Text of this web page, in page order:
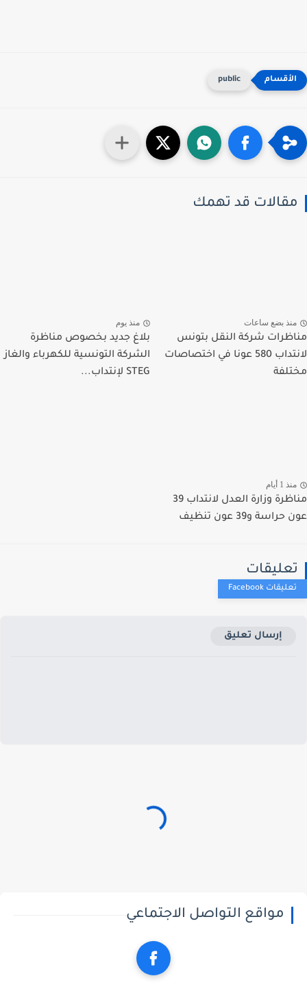
public
قد تهمك
بضع ساعات
شركة النقل بتونس
لانتداب 580 عونا في اختصاصات
منذ يوم
بلاغ جديد بخصوص مناظرة
الشركة التونسية للكهرباء والغاز
STEG لإنتداب...
1 أيام
مناظرة وزارة العدل لانتداب 39
و39 عون تنظيف
إرسال تعليق
مواقع التواصل الاجتماعي